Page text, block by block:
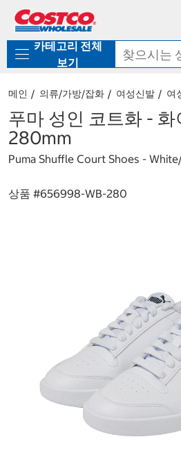
로
기
가
카테고리 전체
보기
메인 의류/가방/잡화 여성신발 여
푸마 성인 코트화 -
280mm
Puma Shuffle Court Shoes -
상품 #656998-WB-280